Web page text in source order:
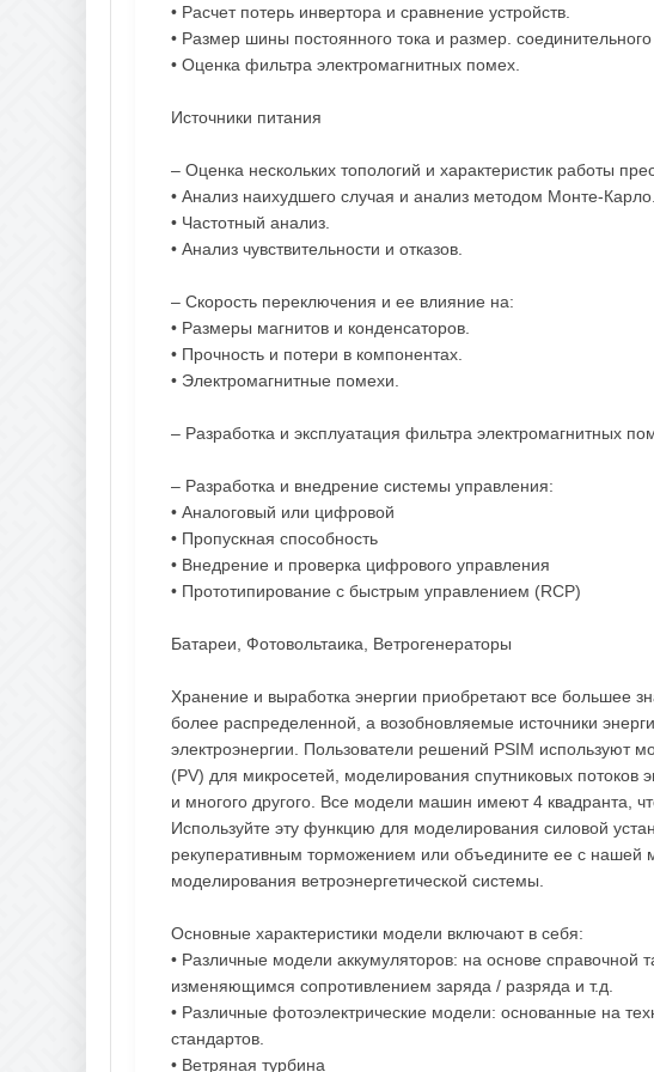
• Расчет потерь инвертора и сравнение устройств.
• Размер шины постоянного тока и размер. соединительного
• Оценка фильтра электромагнитных помех.
Источники питания
– Оценка нескольких топологий и характеристик работы
• Анализ наихудшего случая и анализ методом Монте-Карло.
• Частотный анализ.
• Анализ чувствительности и отказов.
– Скорость переключения и ее влияние на:
• Размеры магнитов и конденсаторов.
• Прочность и потери в компонентах.
• Электромагнитные помехи.
– Разработка и эксплуатация фильтра электромагнитных
– Разработка и внедрение системы управления:
• Аналоговый или цифровой
• Пропускная способность
• Внедрение и проверка цифрового управления
• Прототипирование с быстрым управлением (RCP)
Батареи, Фотовольтаика, Ветрогенераторы
Хранение и выработка энергии приобретают все большее
более распределенной, а возобновляемые источники
электроэнергии. Пользователи решений PSIM используют
(PV) для микросетей, моделирования спутниковых потоков
и многого другого. Все модели машин имеют 4 квадранта,
Используйте эту функцию для моделирования силовой
рекуперативным торможением или объедините ее с нашей
моделирования ветроэнергетической системы.
Основные характеристики модели включают в себя:
• Различные модели аккумуляторов: на основе справочной
изменяющимся сопротивлением заряда / разряда и т.д.
• Различные фотоэлектрические модели: основанные на
стандартов.
• Ветряная турбина